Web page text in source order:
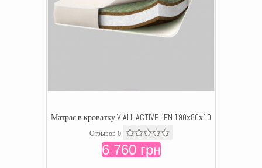
Матрас в кроватку VIALL ACTIVE LEN 190х80х10
Отзывов 0
6 760 грн